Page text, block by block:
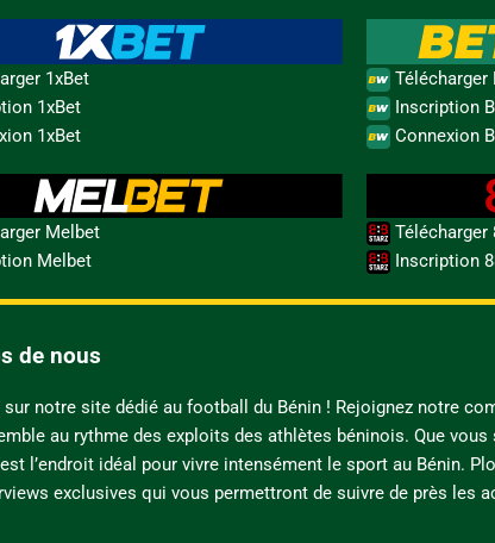
1xBet
1xBet
1xBet
Télécharger
Inscription
Connexion
Melbet
Melbet
Télécharger
Inscription
de nous
sur notre site dédié au football du Bénin ! Rejoignez notre
au rythme des exploits des athlètes béninois. Que
l’endroit idéal pour vivre intensément le sport au Bénin.
exclusives qui vous permettront de suivre de près les